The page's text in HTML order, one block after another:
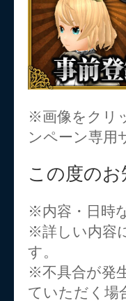
※画像をクリ
ンペーン専用
この度の
※内容・日時
※詳しい内容
す。
※不具合が発
ていただく場